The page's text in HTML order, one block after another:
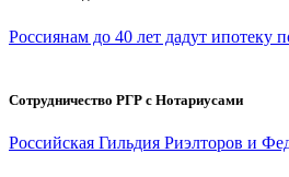
Россиянам до 40 лет дадут ипотеку
Сотрудничество РГР с Нотариусами
Российская Гильдия Риэлторов и